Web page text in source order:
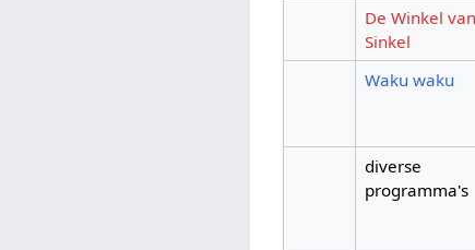
De Winkel van
Sinkel
Waku waku
diverse
programma's